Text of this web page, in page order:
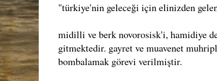
"türkiye'nin geleceği için elinizden
midilli ve berk novorosisk'i, hamidiye
gitmektedir. gayret ve muavenet
bombalamak görevi verilmiştir.